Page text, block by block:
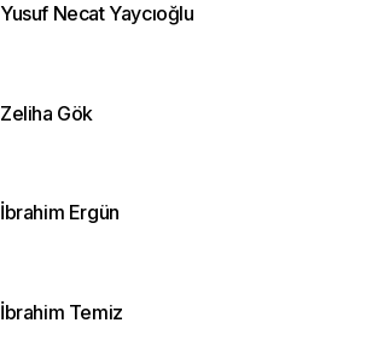
Yusuf Necat Yaycıoğlu
Zeliha Gök
İbrahim Ergün
İbrahim Temiz